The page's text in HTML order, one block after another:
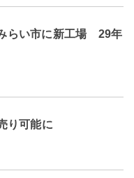
らい市に新工場 29年
り可能に